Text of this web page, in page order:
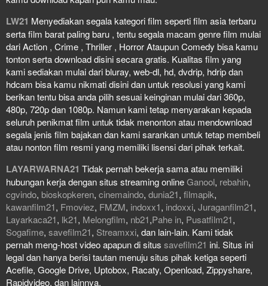
LW21 Menyediakan segala kategori film seperti film asia terbaru
serta film barat paling baru , tentu segala macam genre film mulai
dari Action , Crime , Thriller , Horror Ataupun Comedy bisa kamu
tonton serta download disini secara gratis. Kualitas film yang
kami sediakan mulai dari bluray, web-dl, hd, dvdrip, hdrip dan
hdcam bisa kamu nikmati disini dan untuk resolusi yang kami
berikan tentu bisa anda pilih sesuai keinginan mulai dari 360p,
480p, 720p dan 1080p. Namun kami tetap menyarakan kepada
seluruh penikmat film untuk tidak menonton atau mendownload
segala jenis film bajakan dan kami sarankan untuk tetap membeli
atau nonton film resmi yang memiliki lisensi dari pihak terkait.
LAYARWARNA21 Tidak pernah bekerja sama atau memiliki
hubungan kerja dengan situs streaming onlineGanool, rebahin,
cgvindo, bioskopkeren, cinemaindo, dunia21, filmapik,
kawanfilm21, Fmoviez, FMZM, indoxx1, indoxxi, Juraganfilm21,
Layarkaca21, lk21, Melongfilm, nb21,Pahe in, Pusatfilm21,
Sogafime, savefilm21, Streamxxi, dan lain-lain. Kami tidak
pernah meng-host video apapun di situs savefilm21 ini. Situs ini
legal dan hanya berisi tautan menuju situs pihak ketiga seperti
Acefile, Google Drive, Uptobox, Racaty, Openload, Zippyshare,
Rapidvideo, dan lainnya.